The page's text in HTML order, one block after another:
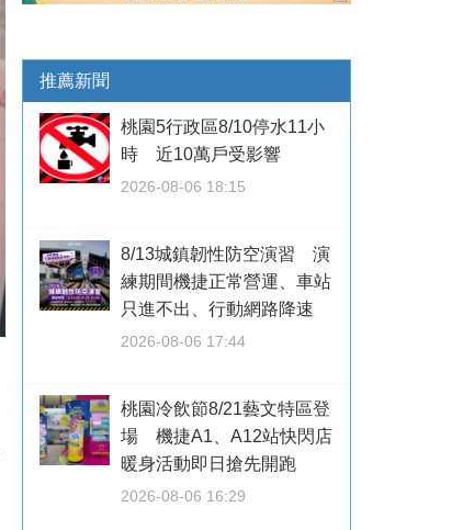
推薦新聞
桃園5行政區8/10停水11小
時 近10萬戶受影響
2026-08-06 18:15
8/13城鎮韌性防空演習 演
練期間機捷正常營運、車站
只進不出、行動網路降速
2026-08-06 17:44
桃園冷飲節8/21藝文特區登
場 機捷A1、A12站快閃店
暖身活動即日搶先開跑
2026-08-06 16:29